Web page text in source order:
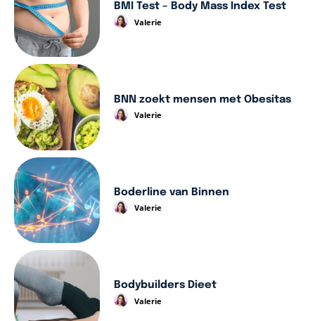
BMI Test – Body Mass Index Test
Valerie
BNN zoekt mensen met Obesitas
Valerie
Boderline van Binnen
Valerie
Bodybuilders Dieet
Valerie